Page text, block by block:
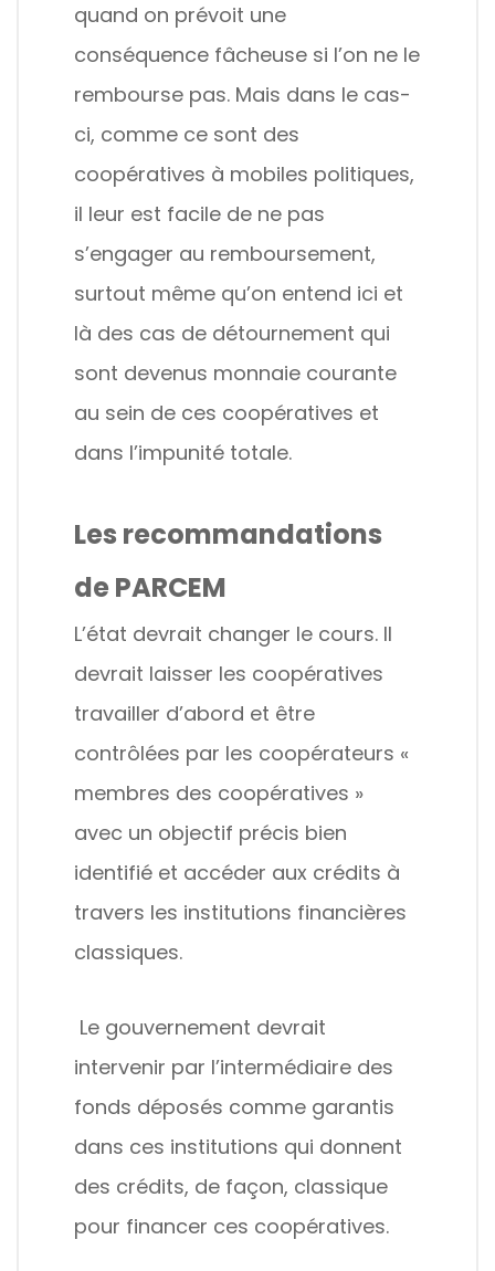
quand on prévoit une
conséquence fâcheuse si l’on ne le
rembourse pas. Mais dans le cas-
ci, comme ce sont des
coopératives à mobiles politiques,
il leur est facile de ne pas
s’engager au remboursement,
surtout même qu’on entend ici et
là des cas de détournement qui
sont devenus monnaie courante
au sein de ces coopératives et
dans l’impunité totale.
Les recommandations
de PARCEM
L’état devrait changer le cours. Il
devrait laisser les coopératives
travailler d’abord et être
contrôlées par les coopérateurs «
membres des coopératives »
avec un objectif précis bien
identifié et accéder aux crédits à
travers les institutions financières
classiques.
Le gouvernement devrait
intervenir par l’intermédiaire des
fonds déposés comme garantis
dans ces institutions qui donnent
des crédits, de façon, classique
pour financer ces coopératives.